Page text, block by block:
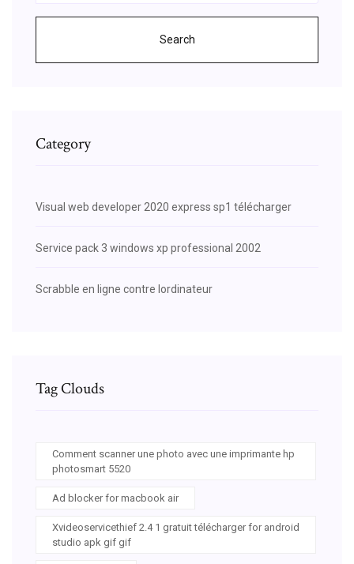
Search
Category
Visual web developer 2020 express sp1 télécharger
Service pack 3 windows xp professional 2002
Scrabble en ligne contre lordinateur
Tag Clouds
Comment scanner une photo avec une imprimante hp
photosmart 5520
Ad blocker for macbook air
Xvideoservicethief 2.4 1 gratuit télécharger for android
studio apk gif gif